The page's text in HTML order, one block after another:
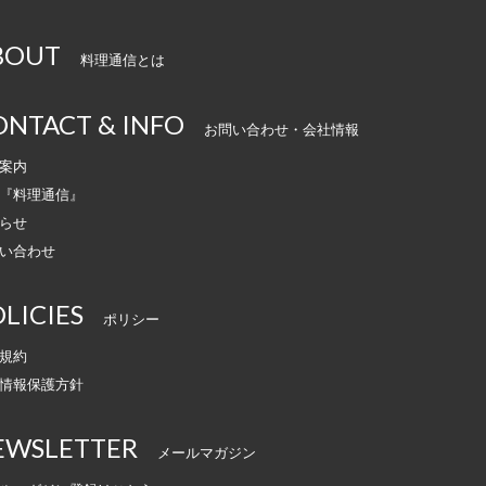
料理通信とは
& INFO お問い合わせ・会社情報
内
料理通信』
せ
合わせ
ポリシー
約
報保護方針
メールマガジン